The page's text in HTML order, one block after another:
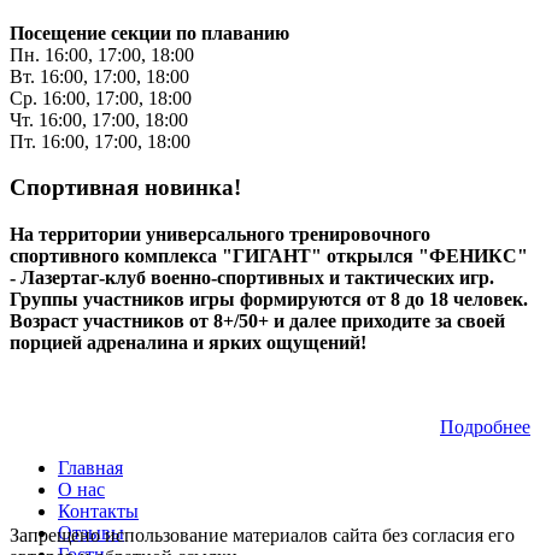
Посещение секции по плаванию
Пн. 16:00, 17:00, 18:00
Вт. 16:00, 17:00, 18:00
Ср. 16:00, 17:00, 18:00
Чт. 16:00, 17:00, 18:00
Пт. 16:00, 17:00, 18:00
Спортивная новинка!
На территории универсального тренировочного
спортивного комплекса "ГИГАНТ" открылся "ФЕНИКС"
- Лазертаг-клуб военно-спортивных и тактических игр.
Группы участников игры формируются от 8 до 18 человек.
Возраст участников от 8+/50+ и далее приходите за своей
порцией адреналина и ярких ощущений!
Подробнее
Главная
О нас
Контакты
Отзывы
Запрещено использование материалов сайта без согласия его